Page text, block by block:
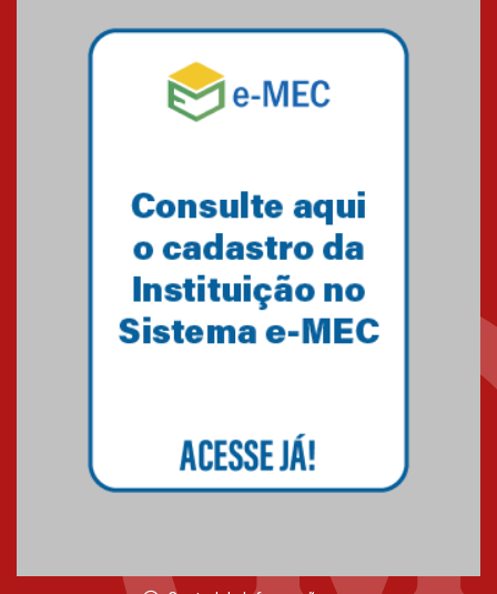
Mackenzie mobiliza campanha
solidária para apoiar famílias em
Minas Gerais
Primeiro culto do ano ressalta o
27.02.2026